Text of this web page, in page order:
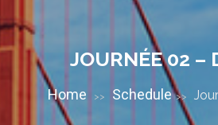
JOURNÉE 02 –
Home >> Schedule >>